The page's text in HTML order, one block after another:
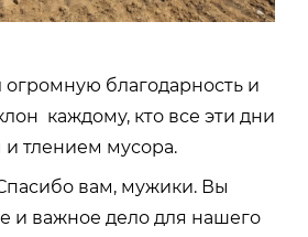
благодарность и
каждому, кто все эти дни
и тлением мусора.
вам, мужики. Вы
и важное дело для нашего